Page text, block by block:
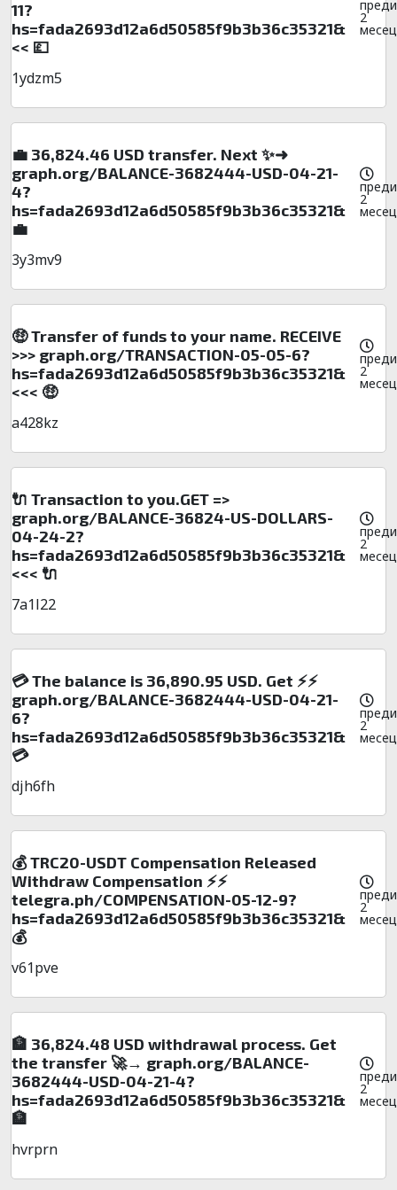
11?
hs=fada2693d12a6d50585f9b3b36c35321&
<< 💷
преди
2
1ydzm5
💼 36,824.46 USD transfer. Next ✨➜
graph.org/BALANCE-3682444-USD-04-21-
4?
hs=fada2693d12a6d50585f9b3b36c35321&
💼
преди
2
3y3mv9
🤑 Transfer of funds to your name. RECEIVE
>>> graph.org/TRANSACTION-05-05-6?
hs=fada2693d12a6d50585f9b3b36c35321&
<<< 🤑
преди
2
a428kz
🔌 Transaction to you.GET =>
graph.org/BALANCE-36824-US-DOLLARS-
04-24-2?
hs=fada2693d12a6d50585f9b3b36c35321&
<<< 🔌
преди
2
7a1l22
💳 The balance is 36,890.95 USD. Get ⚡⚡
graph.org/BALANCE-3682444-USD-04-21-
6?
hs=fada2693d12a6d50585f9b3b36c35321&
💳
преди
2
djh6fh
💰 TRC20-USDT Compensation Released
Withdraw Compensation ⚡⚡
telegra.ph/COMPENSATION-05-12-9?
hs=fada2693d12a6d50585f9b3b36c35321&
💰
преди
2
v61pve
🏦 36,824.48 USD withdrawal process. Get
the transfer 🚀→ graph.org/BALANCE-
3682444-USD-04-21-4?
hs=fada2693d12a6d50585f9b3b36c35321&
🏦
преди
2
hvrprn